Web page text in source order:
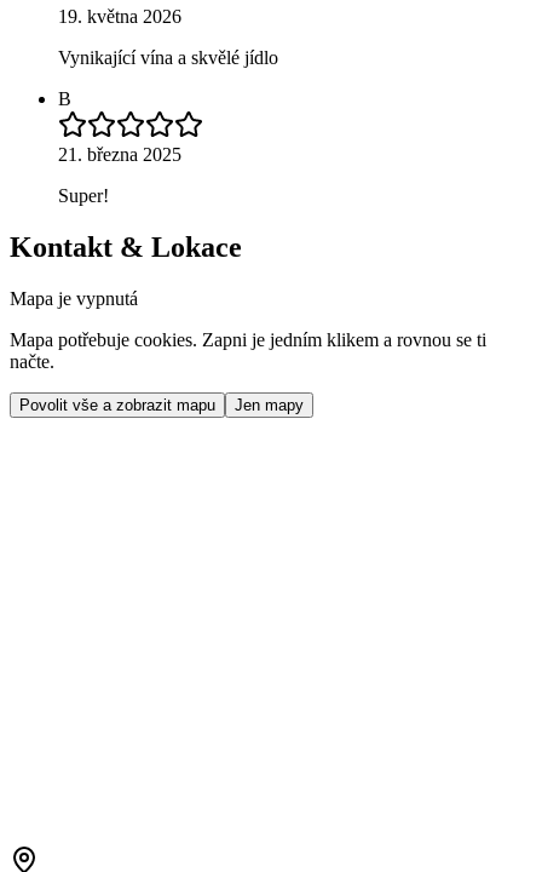
19. května 2026
Vynikající vína a skvělé jídlo
B
21. března 2025
Super!
Kontakt & Lokace
Mapa je vypnutá
Mapa potřebuje cookies. Zapni je jedním klikem a rovnou se ti
načte.
Povolit vše a zobrazit mapu Jen mapy